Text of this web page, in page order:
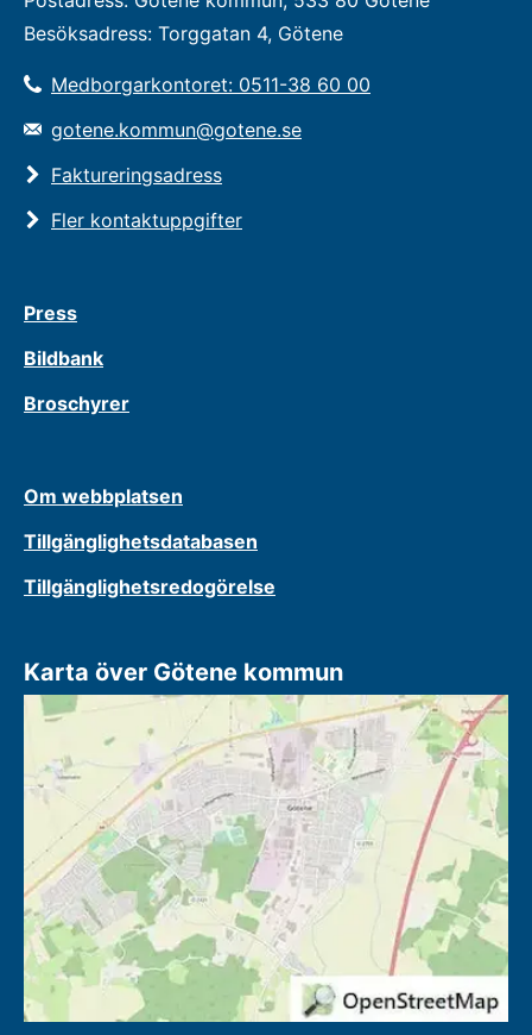
Besöksadress: Torggatan 4, Götene
Medborgarkontoret: 0511-38 60 00
gotene.kommun@gotene.se
Faktureringsadress
Fler kontaktuppgifter
Press
Bildbank
Broschyrer
Om webbplatsen
Tillgänglighetsdatabasen
Tillgänglighetsredogörelse
Karta över Götene kommun